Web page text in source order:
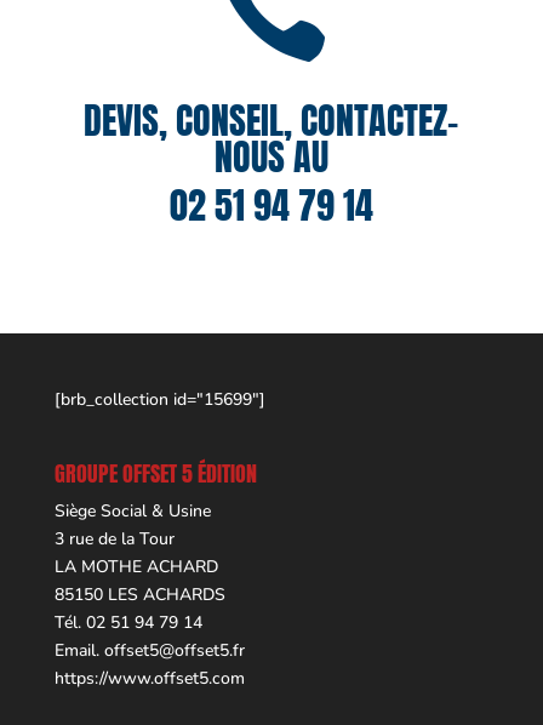
DEVIS, CONSEIL, CONTACTEZ-
NOUS AU
02 51 94 79 14
[brb_collection id="15699"]
GROUPE OFFSET 5 ÉDITION
Siège Social & Usine
3 rue de la Tour
LA MOTHE ACHARD
85150 LES ACHARDS
Tél. 02 51 94 79 14
Email. offset5@offset5.fr
https://www.offset5.com